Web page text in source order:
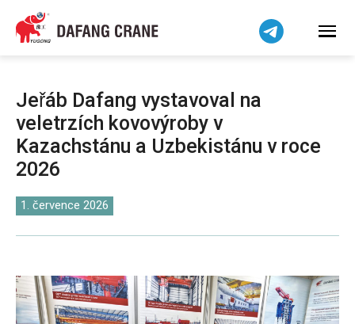
Jeřáb Dafang vystavoval na
veletrzích kovovýroby v
Kazachstánu a Uzbekistánu v roce
2026
1. července 2026
हिन्दी
Bahasa Indonesia
简体中文
বাংলা
فارسی
اردو
Українська
Kiswahili
Dansk